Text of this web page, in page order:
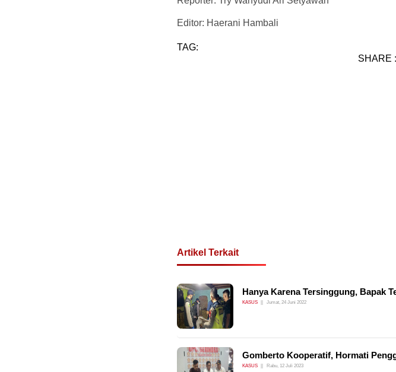
Editor: Haerani Hambali
TAG:
SHARE :
Artikel Terkait
Hanya Karena Tersinggung, Bapak
KASUS Jumat, 24 Juni 2022
Gomberto Kooperatif, Hormati
KASUS Rabu, 12 Juli 2023